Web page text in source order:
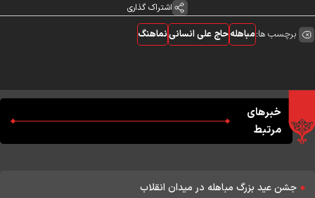
اشتراک گذاری
برچسب ها:مباهلهحاج علی انسانینماهنگ
خبرهای
مرتبط
جشن عید بزرگ مباهله در میدان انقلاب